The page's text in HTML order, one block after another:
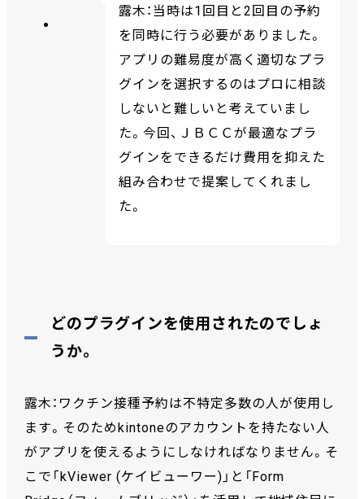
露木：当時は1回目と2回目の予約
を同時に行う必要がありました。
アプリの難易度が高く適切なプラ
グインを選択するのはプロに相談
しないと難しいと考えていまし
た。今回、ＪＢＣＣが最適なプラ
グインをできるだけ費用を抑えた
組み合わせで提案してくれまし
た。
どのプラグインを使用されたのでしょ
うか。
露木：ワクチン接種予約は不特定多数の人が使用し
ます。そのためkintoneのアカウントを持たない人
がアプリを使えるようにしなければなりません。そ
こで「kViewer (ケイビューワー)」と「Form